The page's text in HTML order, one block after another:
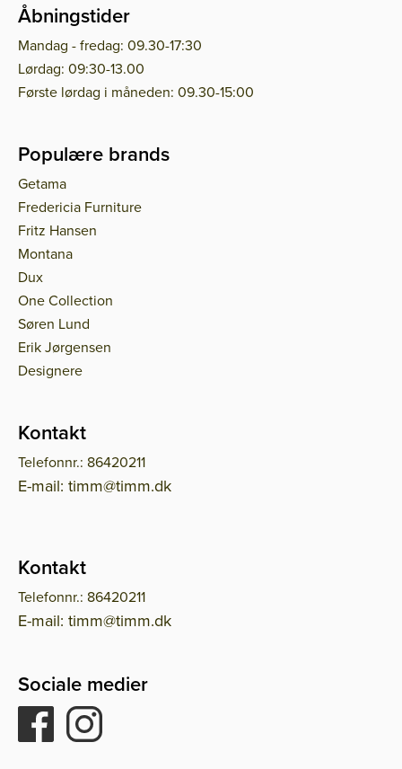
Åbningstider
Mandag - fredag: 09.30-17:30
Lørdag: 09:30-13.00
Første lørdag i måneden: 09.30-15:00
Populære brands
Getama
Fredericia Furniture
Fritz Hansen
Montana
Dux
One Collection
Søren Lund
Erik Jørgensen
Designere
Kontakt
Telefonnr.: 86420211
E-mail: timm@timm.dk
Kontakt
Telefonnr.: 86420211
E-mail: timm@timm.dk
Sociale medier